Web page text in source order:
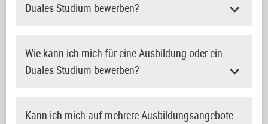
Duales Studium bewerben?
Wie kann ich mich für eine Ausbildung oder ein
Duales Studium bewerben?
Kann ich mich auf mehrere Ausbildungsangebote